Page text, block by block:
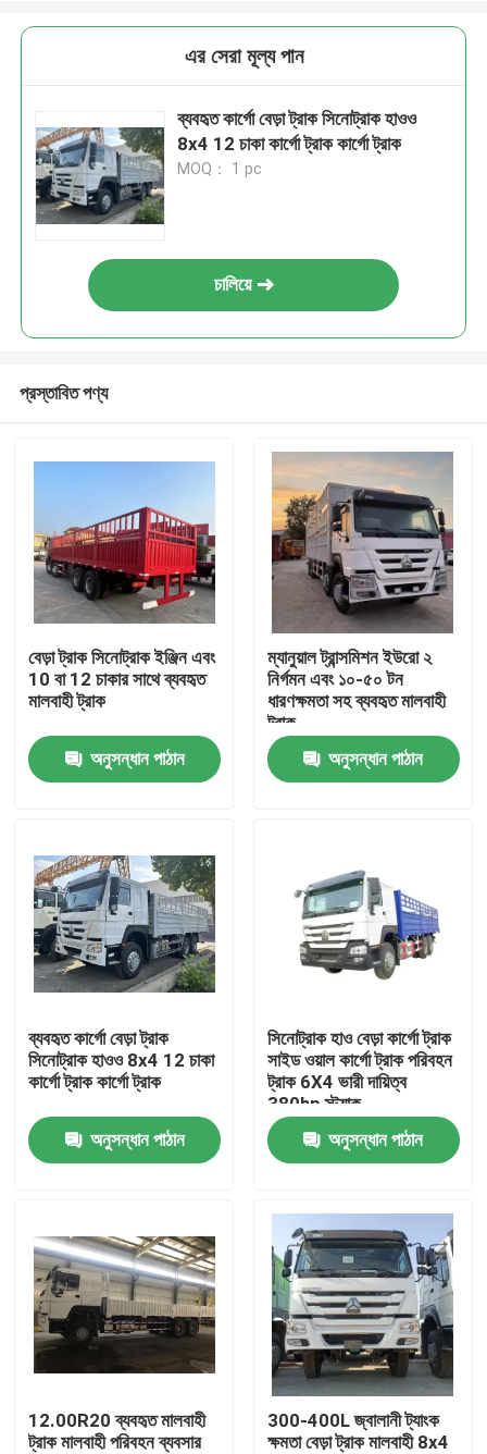
পণ্য
ভিডিও
আমাদের সম্পর্কে
কারখানা ভ্রমণ
মান নিয়ন্ত্রণ
যোগাযোগ করুন
উদ্ধৃতির জন্য আবেদন
ব্যবহৃত ডাম্প ট্রাক
ব্যবহৃত টিপার ট্রাক
এর সেরা মূল্য পান
ব্যবহৃত কার্গো বেড়া ট্রাক সিনোট্রাক হাওও
8x4 12 চাকা কার্গো ট্রাক কার্গো ট্রাক
MOQ： 1 pc
চালিয়ে
প্রস্তাবিত পণ্য
বেড়া ট্রাক সিনোট্রাক ইঞ্জিন এবং
10 বা 12 চাকার সাথে ব্যবহৃত
মালবাহী ট্রাক
অনুসন্ধান পাঠান
ম্যানুয়াল ট্রান্সমিশন ইউরো ২
নির্গমন এবং ১০-৫০ টন
ধারণক্ষমতা সহ ব্যবহৃত মালবাহী
ট্রাক
অনুসন্ধান পাঠান
ব্যবহৃত কার্গো বেড়া ট্রাক
সিনোট্রাক হাওও 8x4 12 চাকা
কার্গো ট্রাক কার্গো ট্রাক
অনুসন্ধান পাঠান
সিনোট্রাক হাও বেড়া কার্গো ট্রাক
সাইড ওয়াল কার্গো ট্রাক পরিবহন
ট্রাক 6X4 ভারী দায়িত্ব
380hp স্ট্যাক
অনুসন্ধান পাঠান
12.00R20 ব্যবহৃত মালবাহী
ট্রাক মালবাহী পরিবহন ব্যবসার
300-400L জ্বালানী ট্যাংক
ক্ষমতা বেড়া ট্রাক মালবাহী 8x4